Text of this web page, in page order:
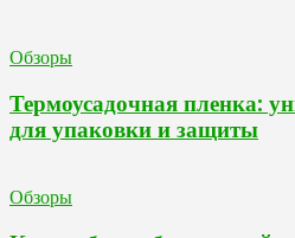
Обзоры
Термоусадочная пленка:
для упаковки и защиты
Обзоры